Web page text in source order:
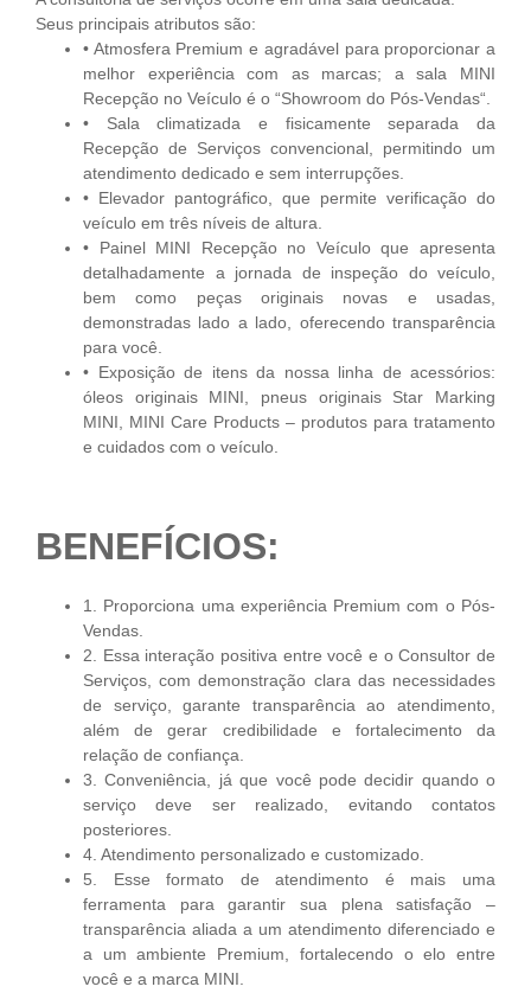
Seus principais atributos são:
• Atmosfera Premium e agradável para proporcionar a
melhor experiência com as marcas; a sala MINI
Recepção no Veículo é o “Showroom do Pós-Vendas“.
• Sala climatizada e fisicamente separada da
Recepção de Serviços convencional, permitindo um
atendimento dedicado e sem interrupções.
• Elevador pantográfico, que permite verificação do
veículo em três níveis de altura.
• Painel MINI Recepção no Veículo que apresenta
detalhadamente a jornada de inspeção do veículo,
bem como peças originais novas e usadas,
demonstradas lado a lado, oferecendo transparência
para você.
• Exposição de itens da nossa linha de acessórios:
óleos originais MINI, pneus originais Star Marking
MINI, MINI Care Products – produtos para tratamento
e cuidados com o veículo.
BENEFÍCIOS:
1. Proporciona uma experiência Premium com o Pós-
Vendas.
2. Essa interação positiva entre você e o Consultor de
Serviços, com demonstração clara das necessidades
de serviço, garante transparência ao atendimento,
além de gerar credibilidade e fortalecimento da
relação de confiança.
3. Conveniência, já que você pode decidir quando o
serviço deve ser realizado, evitando contatos
posteriores.
4. Atendimento personalizado e customizado.
5. Esse formato de atendimento é mais uma
ferramenta para garantir sua plena satisfação –
transparência aliada a um atendimento diferenciado e
a um ambiente Premium, fortalecendo o elo entre
você e a marca MINI.